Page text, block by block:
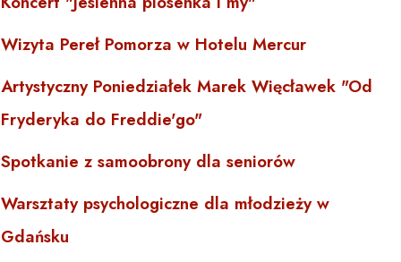
Wizyta Pereł Pomorza w Hotelu Mercur
Artystyczny Poniedziałek Marek Więcławek "Od
Fryderyka do Freddie'go"
Spotkanie z samoobrony dla seniorów
Warsztaty psychologiczne dla młodzieży w
Gdańsku